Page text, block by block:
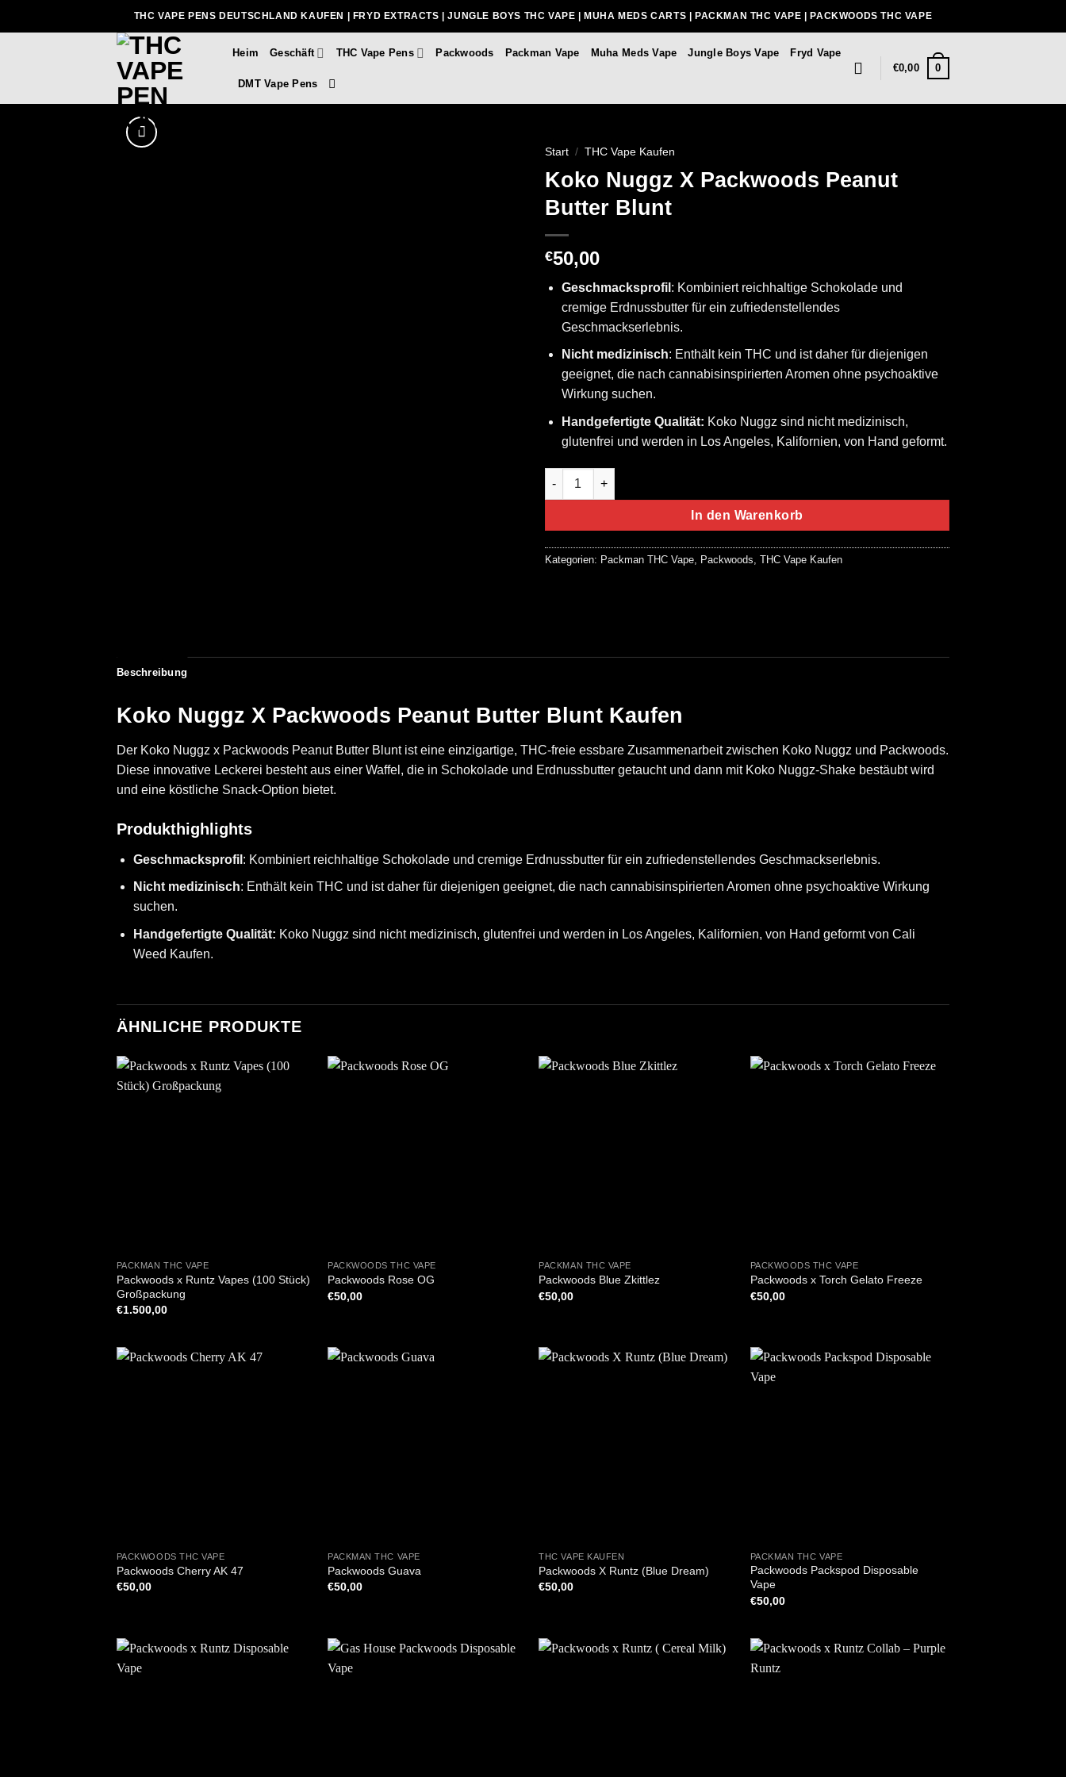
THC VAPE PENS DEUTSCHLAND KAUFEN | FRYD EXTRACTS | JUNGLE BOYS THC VAPE | MUHA MEDS CARTS | PACKMAN THC VAPE | PACKWOODS THC VAPE
Heim Geschäft THC Vape Pens Packwoods Packman Vape Muha Meds Vape Jungle Boys Vape Fryd Vape
DMT Vape Pens
€0,00 0
Start / THC Vape Kaufen
Koko Nuggz X Packwoods Peanut
Butter Blunt
€50,00
Geschmacksprofil : Kombiniert reichhaltige Schokolade und
cremige Erdnussbutter für ein zufriedenstellendes
Geschmackserlebnis.​
Nicht medizinisch: Enthält kein THC und ist daher für diejenigen
geeignet, die nach cannabisinspirierten Aromen ohne psychoaktive
Wirkung suchen.​
Handgefertigte Qualität: Koko Nuggz sind nicht medizinisch,
glutenfrei und werden in Los Angeles, Kalifornien, von Hand geformt.
Koko Nuggz X Packwoods Peanut Butter Blunt Menge
In den Warenkorb
Kategorien: Packman THC Vape Packwoods THC Vape Kaufen
Beschreibung
Koko Nuggz X Packwoods Peanut Butter Blunt Kaufen​
Der Koko Nuggz x Packwoods Peanut Butter Blunt ist eine einzigartige, THC-freie essbare Zusammenarbeit zwischen Koko Nuggz und Packwoods.
Diese innovative Leckerei besteht aus einer Waffel, die in Schokolade und Erdnussbutter getaucht und dann mit Koko Nuggz-Shake bestäubt wird
und eine köstliche Snack-Option bietet. ​
Produkthighlights
Geschmacksprofil : Kombiniert reichhaltige Schokolade und cremige Erdnussbutter für ein zufriedenstellendes Geschmackserlebnis.​
Nicht medizinisch: Enthält kein THC und ist daher für diejenigen geeignet, die nach cannabisinspirierten Aromen ohne psychoaktive Wirkung
suchen.​
Handgefertigte Qualität: Koko Nuggz sind nicht medizinisch, glutenfrei und werden in Los Angeles, Kalifornien, von Hand geformt von Cali
Weed Kaufen.
ÄHNLICHE PRODUKTE
PACKMAN THC VAPE
Packwoods x Runtz Vapes (100 Stück)
Großpackung
€1.500,00
PACKWOODS THC VAPE
Packwoods Rose OG
€50,00
PACKMAN THC VAPE
Packwoods Blue Zkittlez
€50,00
PACKWOODS THC VAPE
Packwoods x Torch Gelato Freeze
€50,00
PACKWOODS THC VAPE
Packwoods Cherry AK 47
€50,00
PACKMAN THC VAPE
Packwoods Guava
€50,00
THC VAPE KAUFEN
Packwoods X Runtz (Blue Dream)
€50,00
PACKMAN THC VAPE
Packwoods Packspod Disposable
Vape
€50,00